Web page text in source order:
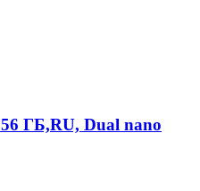
ГБ,RU, Dual nano